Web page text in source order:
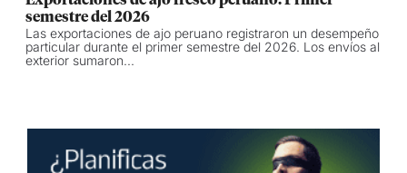
semestre del 2026
Las exportaciones de ajo peruano registraron un desempeño
particular durante el primer semestre del 2026. Los envíos al
exterior sumaron...